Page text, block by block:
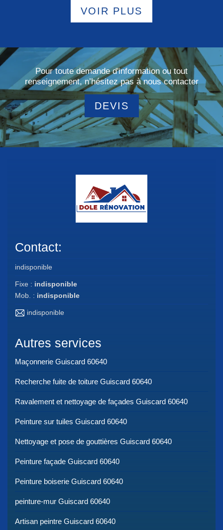
VOIR PLUS
Pour toute demande d'information ou tout
renseignement, n’hésitez pas à nous contacter
DEVIS
Contact:
indisponible
Fixe : indisponible
Mob. : indisponible
indisponible
Autres services
Maçonnerie Guiscard 60640
Recherche fuite de toiture Guiscard 60640
Ravalement et nettoyage de façades Guiscard 60640
Peinture sur tuiles Guiscard 60640
Nettoyage et pose de gouttières Guiscard 60640
Peinture façade Guiscard 60640
Peinture boiserie Guiscard 60640
peinture-mur Guiscard 60640
Artisan peintre Guiscard 60640